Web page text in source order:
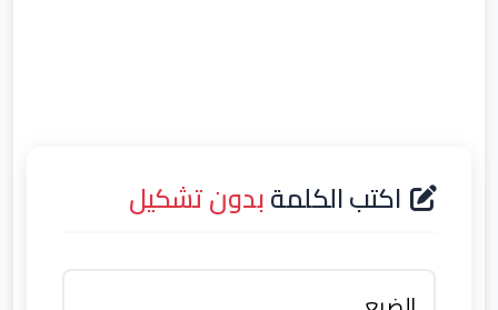
اكتب الكلمةبدون تشكيل